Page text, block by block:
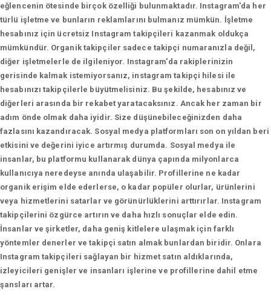
eğlencenin ötesinde birçok özelliği bulunmaktadır. Instagram'da her
türlü işletme ve bunların reklamlarını bulmanız mümkün. İşletme
hesabınız için ücretsiz Instagram takipçileri kazanmak oldukça
mümkündür. Organik takipçiler sadece takipçi numaranızla değil,
diğer işletmelerle de ilgileniyor. Instagram'da rakiplerinizin
gerisinde kalmak istemiyorsanız, instagram takipçi hilesi ile
hesabınızı takipçilerle büyütmelisiniz. Bu şekilde, hesabınız ve
diğerleri arasında bir rekabet yaratacaksınız. Ancak her zaman bir
adım önde olmak daha iyidir. Size düşünebileceğinizden daha
fazlasını kazandıracak. Sosyal medya platformları son on yıldan beri
etkisini ve değerini iyice artırmış durumda. Sosyal medya ile
insanlar, bu platformu kullanarak dünya çapında milyonlarca
kullanıcıya neredeyse anında ulaşabilir. Profillerine ne kadar
organik erişim elde ederlerse, o kadar popüler olurlar, ürünlerini
veya hizmetlerini satarlar ve görünürlüklerini arttırırlar. Instagram
takipçilerini özgürce artırın ve daha hızlı sonuçlar elde edin.
İnsanlar ve şirketler, daha geniş kitlelere ulaşmak için farklı
yöntemler denerler ve takipçi satın almak bunlardan biridir. Onlara
Instagram takipçileri sağlayan bir hizmet satın aldıklarında,
izleyicileri genişler ve insanları işlerine ve profillerine dahil etme
şansları artar.